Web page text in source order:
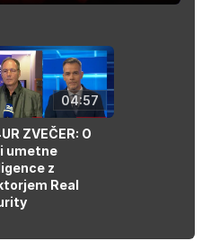
v
način
04:57
ZVEČER: O
umetne
z
Real